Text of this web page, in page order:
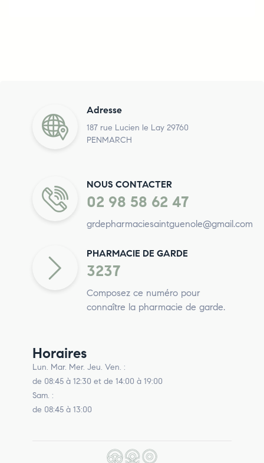
Adresse
187 rue Lucien le Lay 29760
PENMARCH
NOUS CONTACTER
02 98 58 62 47
grdepharmaciesaintguenole@gmail.com
PHARMACIE DE GARDE
3237
Composez ce numéro pour
connaître la pharmacie de garde.
Horaires
Lun. Mar. Mer. Jeu. Ven. :
de 08:45 à 12:30 et de 14:00 à 19:00
Sam. :
de 08:45 à 13:00